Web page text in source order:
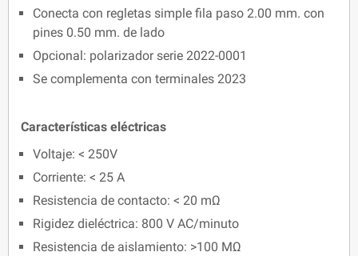
Conecta con regletas simple fila paso 2.00 mm. con
pines 0.50 mm. de lado
Opcional: polarizador serie 2022-0001
Se complementa con terminales 2023
Características eléctricas
Voltaje: < 250V
Corriente: < 25 A
Resistencia de contacto: < 20 mΩ
Rigidez dieléctrica: 800 V AC/minuto
Resistencia de aislamiento: >100 MΩ